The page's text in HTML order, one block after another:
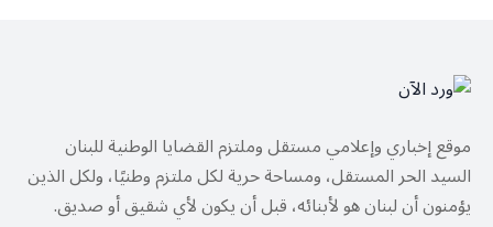
موقع إخباري وإعلامي مستقل وملتزم القضايا الوطنية للبنان
السيد الحر المستقل، ومساحة حرية لكل ملتزم وطنيًا، ولكل الذين
يؤمنون أن لبنان هو لأبنائه، قبل أن يكون لأي شقيق أو صديق.